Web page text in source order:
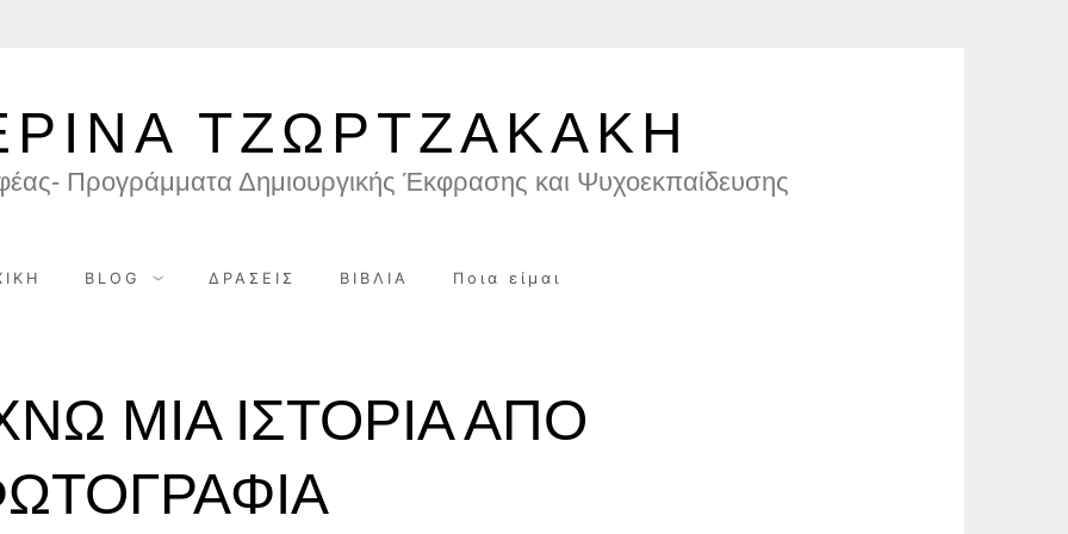
ΤΖΩΡΤΖΑΚΑΚΗ
Προγράμματα Δημιουργικής Έκφρασης και Ψυχοεκπαίδευσης
BLOG ΔΡΑΣΕΙΣ ΒΙΒΛΙΑ Ποια είμαι
ΜΙΑ ΙΣΤΟΡΙΑ ΑΠΟ